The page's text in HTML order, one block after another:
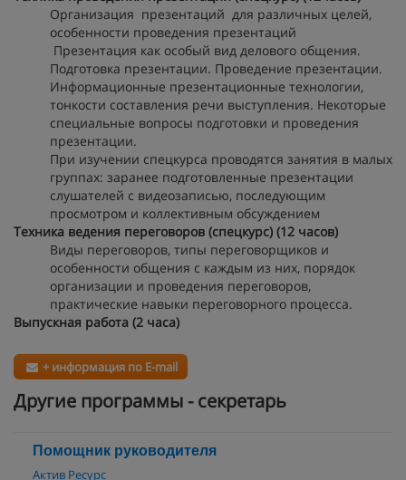
Организация презентаций для различных целей,
особенности проведения презентаций
Презентация как особый вид делового общения.
Подготовка презентации. Проведение презентации.
Информационные презентационные технологии,
тонкости составления речи выступления. Некоторые
специальные вопросы подготовки и проведения
презентации.
При изучении спецкурса проводятся занятия в малых
группах: заранее подготовленные презентации
слушателей с видеозаписью, последующим
просмотром и коллективным обсуждением
Техника ведения переговоров (спецкурс) (12 часов)
Виды переговоров, типы переговорщиков и
особенности общения с каждым из них, порядок
организации и проведения переговоров,
практические навыки переговорного процесса.
Выпускная работа (2 часа)
+ информация по E-mail
Другие программы - секретарь
Помощник руководителя
Актив Ресурс